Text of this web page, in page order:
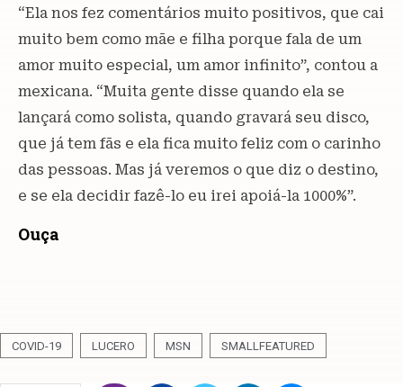
“Ela nos fez comentários muito positivos, que cai
muito bem como mãe e filha porque fala de um
amor muito especial, um amor infinito”, contou a
mexicana. “Muita gente disse quando ela se
lançará como solista, quando gravará seu disco,
que já tem fãs e ela fica muito feliz com o carinho
das pessoas. Mas já veremos o que diz o destino,
e se ela decidir fazê-lo eu irei apoiá-la 1000%”.
Ouça
COVID-19 LUCERO MSN SMALLFEATURED